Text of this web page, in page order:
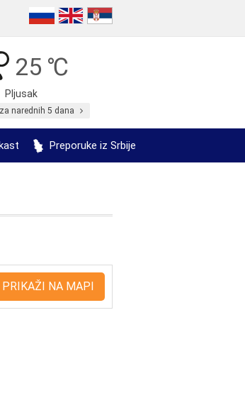
25 ℃
Pljusak
narednih 5 dana
Preporuke iz Srbije
PRIKAŽI NA MAPI